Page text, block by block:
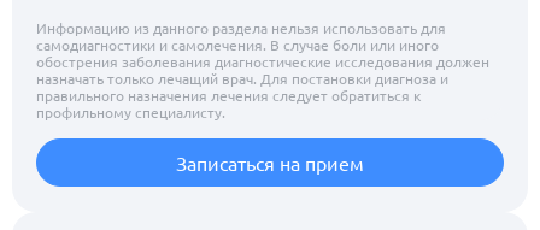
Информацию из данного раздела нельзя использовать для
самодиагностики и самолечения. В случае боли или иного
обострения заболевания диагностические исследования должен
назначать только лечащий врач. Для постановки диагноза и
правильного назначения лечения следует обратиться к
профильному специалисту.
Записаться на прием